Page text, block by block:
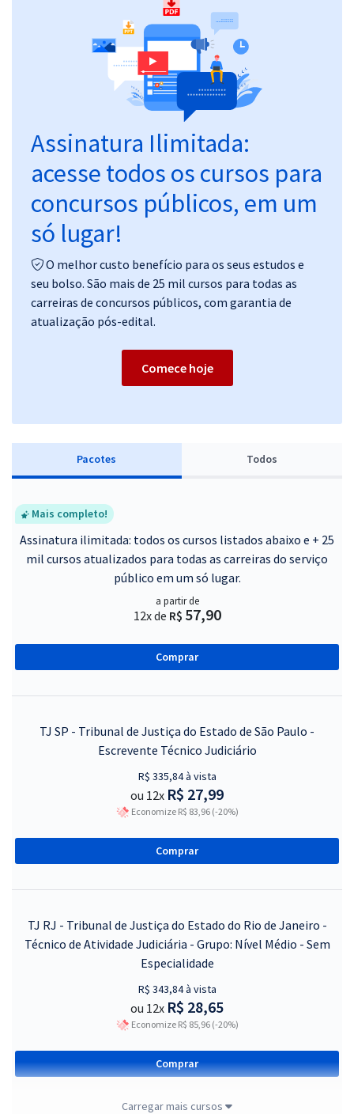
Blog
Aprovados
Atendimento
Assinatura Ilimitada:
acesse todos os cursos para
concursos públicos, em um
só lugar!
O melhor custo benefício para os seus estudos e
seu bolso. São mais de 25 mil cursos para todas as
carreiras de concursos públicos, com garantia de
atualização pós-edital.
Comece hoje
Pacotes Todos
Mais completo!
Assinatura ilimitada: todos os cursos listados abaixo e + 25
mil cursos atualizados para todas as carreiras do serviço
público em um só lugar.
a partir de
12x de R$ 57,90
Comprar
TJ SP - Tribunal de Justiça do Estado de São Paulo -
Escrevente Técnico Judiciário
R$ 335,84 à vista
ou 12x R$ 27,99
Economize R$ 83,96 (-20%)
Comprar
TJ RJ - Tribunal de Justiça do Estado do Rio de Janeiro -
Técnico de Atividade Judiciária - Grupo: Nível Médio - Sem
Especialidade
R$ 343,84 à vista
ou 12x R$ 28,65
Economize R$ 85,96 (-20%)
Comprar
Carregar mais cursos